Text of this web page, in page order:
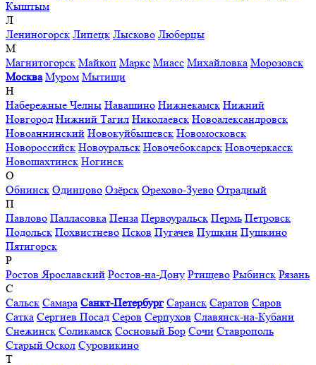
Кыштым
Л
Лениногорск Липецк Лысково Люберцы
М
Магнитогорск Майкоп Маркс Миасс Михайловка Морозовск
Москва Муром Мытищи
Н
Набережные Челны Навашино Нижнекамск Нижний
Новгород Нижний Тагил Николаевск Новоалександровск
Новоаннинский Новокуйбышевск Новомосковск
Новороссийск Новоуральск Новочебоксарск Новочеркасск
Новошахтинск Ногинск
О
Обнинск Одинцово Озёрск Орехово-Зуево Отрадный
П
Павлово Палласовка Пенза Первоуральск Пермь Петровск
Подольск Похвистнево Псков Пугачев Пушкин Пушкино
Пятигорск
Р
Ростов Ярославский Ростов-на-Дону Ртищево Рыбинск Рязань
С
Сальск Самара Санкт-Петербург Саранск Саратов Саров
Сатка Сергиев Посад Серов Серпухов Славянск-на-Кубани
Снежинск Соликамск Сосновый Бор Сочи Ставрополь
Старый Оскол Суровикино
Т